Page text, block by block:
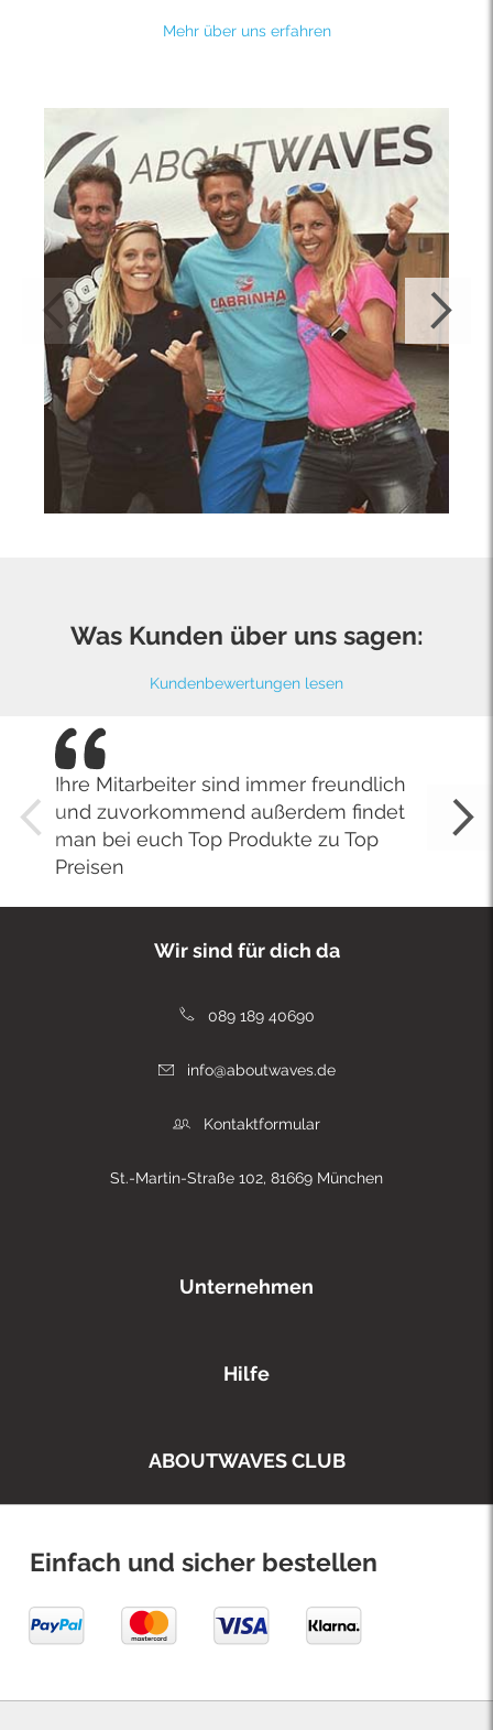
Mehr über uns erfahren
Was Kunden über uns sagen:
Kundenbewertungen lesen
Ihre Mitarbeiter sind immer freundlich
und zuvorkommend außerdem findet
man bei euch Top Produkte zu Top
Preisen
Wir sind für dich da
089 189 40690
info@aboutwaves.de
Kontaktformular
St.-Martin-Straße 102, 81669 München
Unternehmen
Hilfe
ABOUTWAVES CLUB
Einfach und sicher bestellen